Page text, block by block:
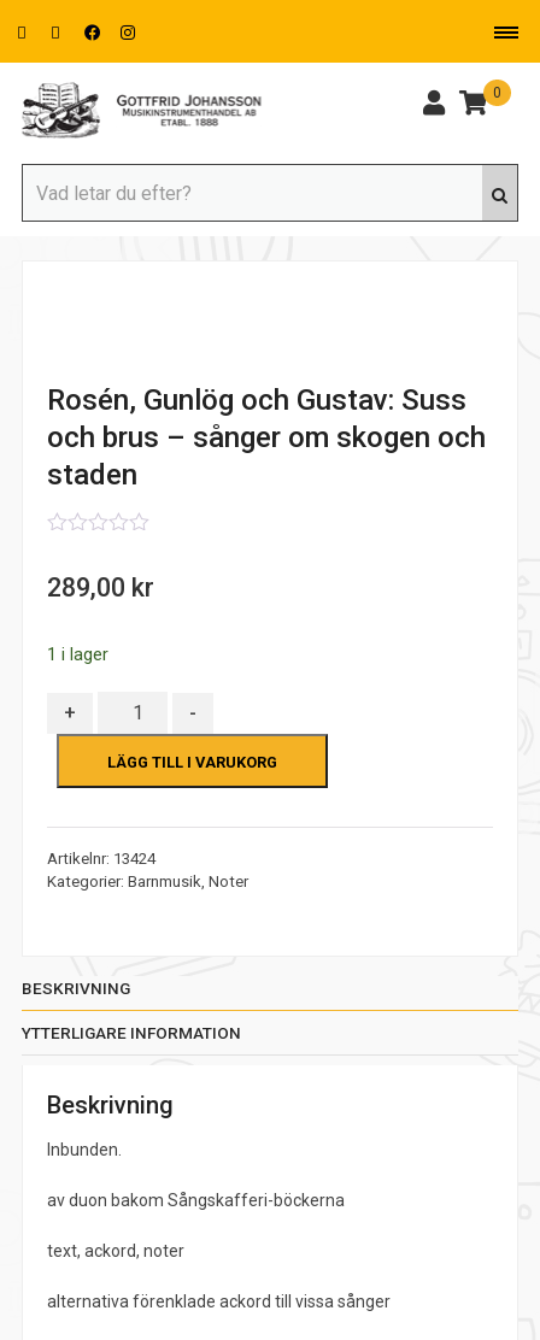
0
Rosén, Gunlög och Gustav: Suss
och brus – sånger om skogen och
staden
of
289,00 kr
1 i lager
+ Antal -
LÄGG TILL I VARUKORG
Artikelnr: 13424
Kategorier: Barnmusik, Noter
BESKRIVNING
YTTERLIGARE INFORMATION
Beskrivning
Inbunden.
av duon bakom Sångskafferi-böckerna
text, ackord, noter
alternativa förenklade ackord till vissa sånger